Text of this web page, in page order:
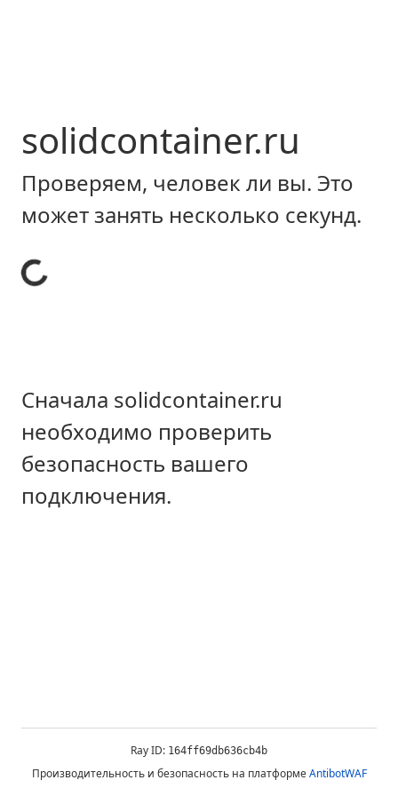
solidcontainer.ru
Проверяем, человек ли вы. Это
может занять несколько секунд.
Сначала solidcontainer.ru
необходимо проверить
безопасность вашего
подключения.
Ray ID: 164ff69db636cb4b
Производительность и безопасность на платформе AntibotWAF